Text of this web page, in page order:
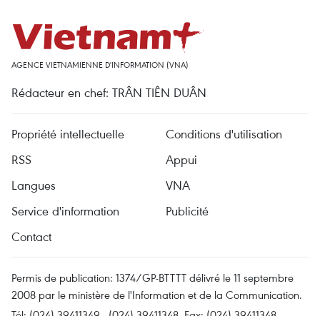
AGENCE VIETNAMIENNE D'INFORMATION (VNA)
Rédacteur en chef: TRÂN TIÊN DUÂN
Propriété intellectuelle
Conditions d'utilisation
RSS
Appui
Langues
VNA
Service d'information
Publicité
Contact
Permis de publication: 1374/GP-BTTTT délivré le 11 septembre
2008 par le ministère de l'Information et de la Communication.